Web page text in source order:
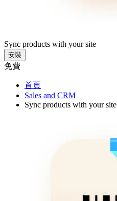
Sync products with your site
安裝
免費
首頁
Sales and CRM
Sync products with your site